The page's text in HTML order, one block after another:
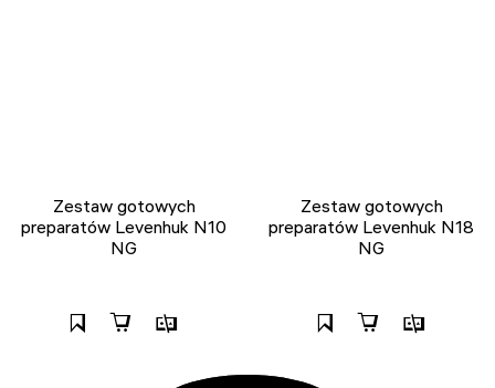
Zestaw gotowych
preparatów Levenhuk N10
NG
Zestaw gotowych
preparatów Levenhuk N18
NG